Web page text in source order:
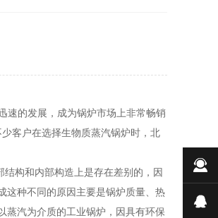
速的发展，成为锅炉市场上非常畅销
客户在选择生物质蒸汽锅炉时，北
构和内部构造上是存在差别的，因
这种不同的原因主要是锅炉质量、热
蒸汽为介质的工业锅炉，因具有环保
在
在